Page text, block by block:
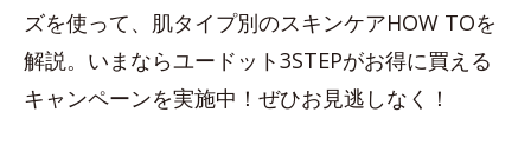
ズを使って、肌タイプ別のスキンケアHOW TOを
解説。いまならユードット3STEPがお得に買える
キャンペーンを実施中！ぜひお見逃しなく！